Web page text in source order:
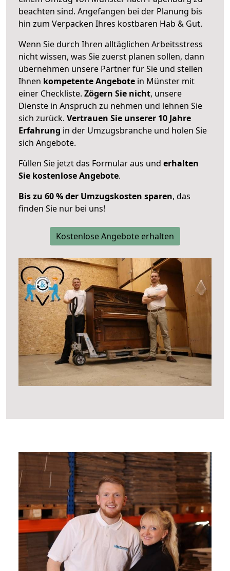
beachten sind. Angefangen bei der Planung bis
hin zum Verpacken Ihres kostbaren Hab & Gut.
Wenn Sie durch Ihren alltäglichen Arbeitsstress
nicht wissen, was Sie zuerst planen sollen, dann
übernehmen unsere Partner für Sie und stellen
Ihnen kompetente Angebote in Münster mit
einer Checkliste. Zögern Sie nicht, unsere
Dienste in Anspruch zu nehmen und lehnen Sie
sich zurück. Vertrauen Sie unserer 10 Jahre
Erfahrung in der Umzugsbranche und holen Sie
sich Angebote.
Füllen Sie jetzt das Formular aus und erhalten
Sie kostenlose Angebote.
Bis zu 60 % der Umzugskosten sparen, das
finden Sie nur bei uns!
Kostenlose Angebote erhalten